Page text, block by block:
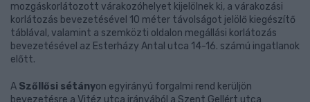
mozgáskorlátozott várakozóhelyet kijelölnek ki, a várakozási
korlátozás bevezetésével 10 méter távolságot jelölő kiegészítő
táblával, valamint a szemközti oldalon megállási korlátozás
bevezetésével az Esterházy Antal utca 14-16. számú ingatlanok
előtt.
A Szőllősi sétányon egyirányú forgalmi rend kerüljön
bevezetésre a Vitéz utca irányából a Szent Gellért utca